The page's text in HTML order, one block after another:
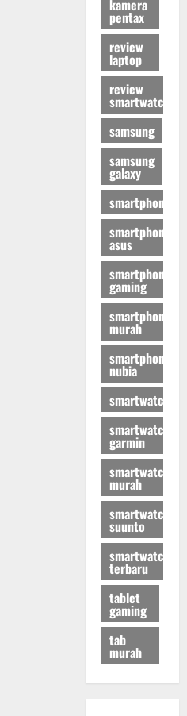
kamera
pentax
review
laptop
review
smartwatch
samsung
samsung
galaxy
smartphone
smartphone
asus
smartphone
gaming
smartphone
murah
smartphone
nubia
smartwatch
smartwatch
garmin
smartwatch
murah
smartwatch
suunto
smartwatch
terbaru
tablet
gaming
tab
murah